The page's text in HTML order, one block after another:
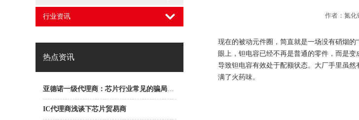
行业资讯
热点资讯
亚德诺一级代理商：芯片行业常见的骗局之ABC骗局
IC代理商浅谈下芯片贸易商
作者：氮
现在的被动元件圈，简直就是一场没有硝烟
眼上，钽电容已经不再是普通的零件，而是
导致钽电容有效处于配额状态。大厂手里虽
满了火药味。